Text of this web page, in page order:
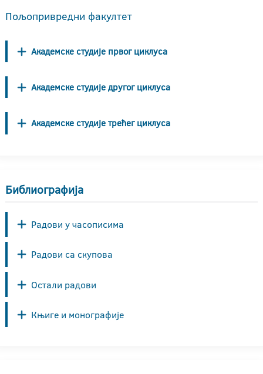
Пољопривредни факултет
Академске студије првог циклуса
Академске студије другог циклуса
Академске студије трећег циклуса
Библиографија
Радови у часописима
Радови са скупова
Остали радови
Књиге и монографије